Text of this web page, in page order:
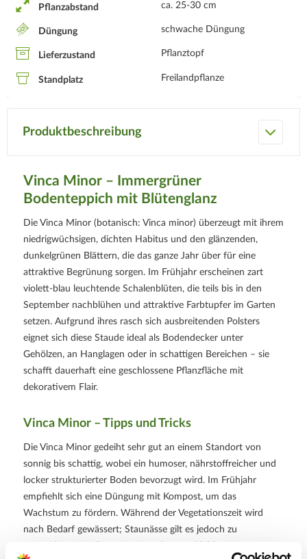
Pflanzabstand ca. 25-30 cm
Düngung schwache Düngung
Lieferzustand Pflanztopf
Standplatz Freilandpflanze
Produktbeschreibung
Vinca Minor – Immergrüner
Bodenteppich mit Blütenglanz
Die Vinca Minor (botanisch: Vinca minor) überzeugt mit ihrem
niedrigwüchsigen, dichten Habitus und den glänzenden,
dunkelgrünen Blättern, die das ganze Jahr über für eine
attraktive Begrünung sorgen. Im Frühjahr erscheinen zart
violett-blau leuchtende Schalenblüten, die teils bis in den
September nachblühen und attraktive Farbtupfer im Garten
setzen. Aufgrund ihres rasch sich ausbreitenden Polsters
eignet sich diese Staude ideal als Bodendecker unter
Gehölzen, an Hanglagen oder in schattigen Bereichen – sie
schafft dauerhaft eine geschlossene Pflanzfläche mit
dekorativem Flair.
Vinca Minor – Tipps und Tricks
Die Vinca Minor gedeiht sehr gut an einem Standort von
sonnig bis schattig, wobei ein humoser, nährstoffreicher und
locker strukturierter Boden bevorzugt wird. Im Frühjahr
empfiehlt sich eine Düngung mit Kompost, um das
Wachstum zu fördern. Während der Vegetationszeit wird
nach Bedarf gewässert; Staunässe gilt es jedoch zu